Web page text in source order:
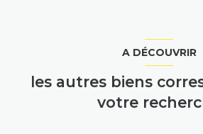
A DÉCOUVRIR
les autres biens
votre